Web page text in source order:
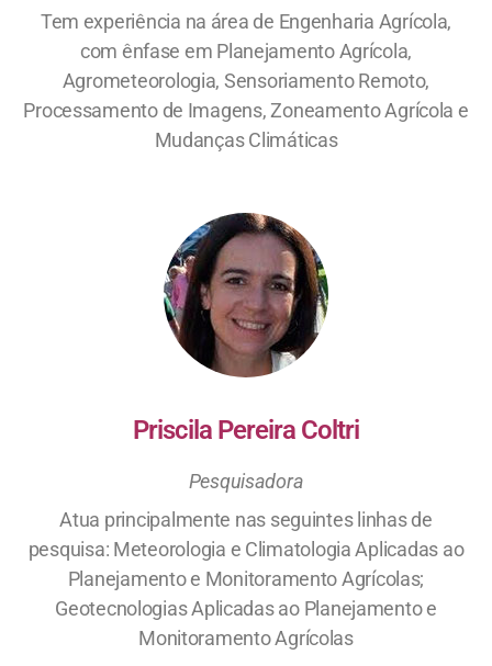
Tem experiência na área de Engenharia Agrícola,
com ênfase em Planejamento Agrícola,
Agrometeorologia, Sensoriamento Remoto,
Processamento de Imagens, Zoneamento Agrícola e
Mudanças Climáticas
Priscila Pereira Coltri
Pesquisadora
Atua principalmente nas seguintes linhas de
pesquisa: Meteorologia e Climatologia Aplicadas ao
Planejamento e Monitoramento Agrícolas;
Geotecnologias Aplicadas ao Planejamento e
Monitoramento Agrícolas